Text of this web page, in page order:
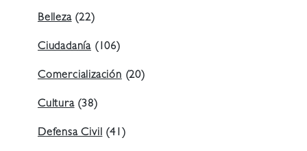
Belleza(22)
Ciudadanía (106)
Comercialización(20)
Cultura(38)
Defensa Civil(41)